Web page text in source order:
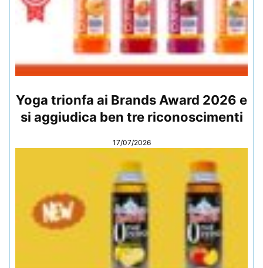
Yoga trionfa ai Brands Award 2026 e
si aggiudica ben tre riconoscimenti
17/07/2026